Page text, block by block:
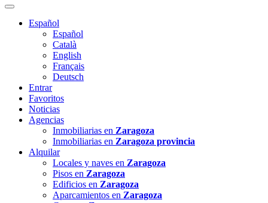
Español
Español
Català
English
Français
Deutsch
Entrar
Favoritos
Noticias
Agencias
Inmobiliarias en Zaragoza
Inmobiliarias en Zaragoza provincia
Alquilar
Locales y naves en Zaragoza
Pisos en Zaragoza
Edificios en Zaragoza
Aparcamientos en Zaragoza